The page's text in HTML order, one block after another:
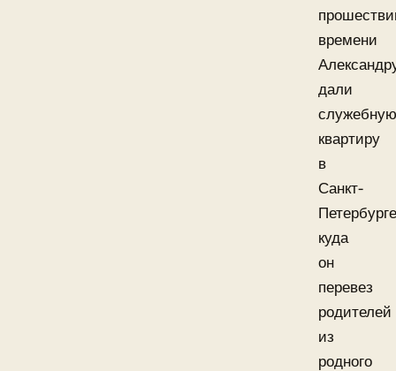
времени
дали
служебную
квартиру
в
Санкт-
куда
он
перевез
родителей
из
родного